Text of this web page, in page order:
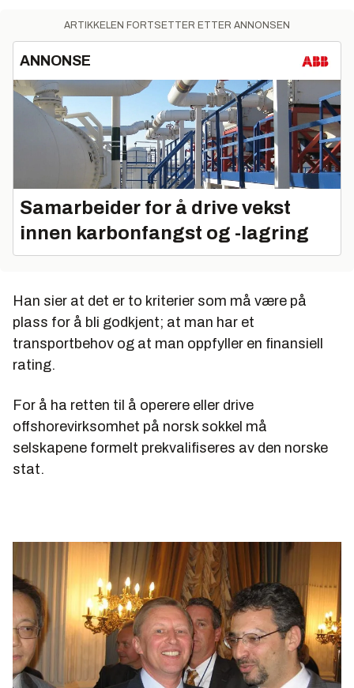
ARTIKKELEN FORTSETTER ETTER ANNONSEN
ANNONSE
Samarbeider for å drive vekst
innen karbonfangst og -lagring
Han sier at det er to kriterier som må være på
plass for å bli godkjent; at man har et
transportbehov og at man oppfyller en finansiell
rating.
For å ha retten til å operere eller drive
offshorevirksomhet på norsk sokkel må
selskapene formelt prekvalifiseres av den norske
stat.